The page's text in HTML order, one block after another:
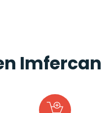
Imfercan